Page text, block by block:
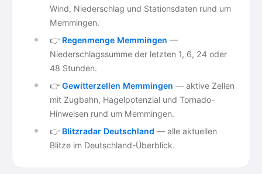
Wind, Niederschlag und Stationsdaten rund um
Memmingen.
👉 Regenmenge Memmingen —
Niederschlagssumme der letzten 1, 6, 24 oder
48 Stunden.
👉 Gewitterzellen Memmingen — aktive Zellen
mit Zugbahn, Hagelpotenzial und Tornado-
Hinweisen rund um Memmingen.
👉 Blitzradar Deutschland — alle aktuellen
Blitze im Deutschland-Überblick.